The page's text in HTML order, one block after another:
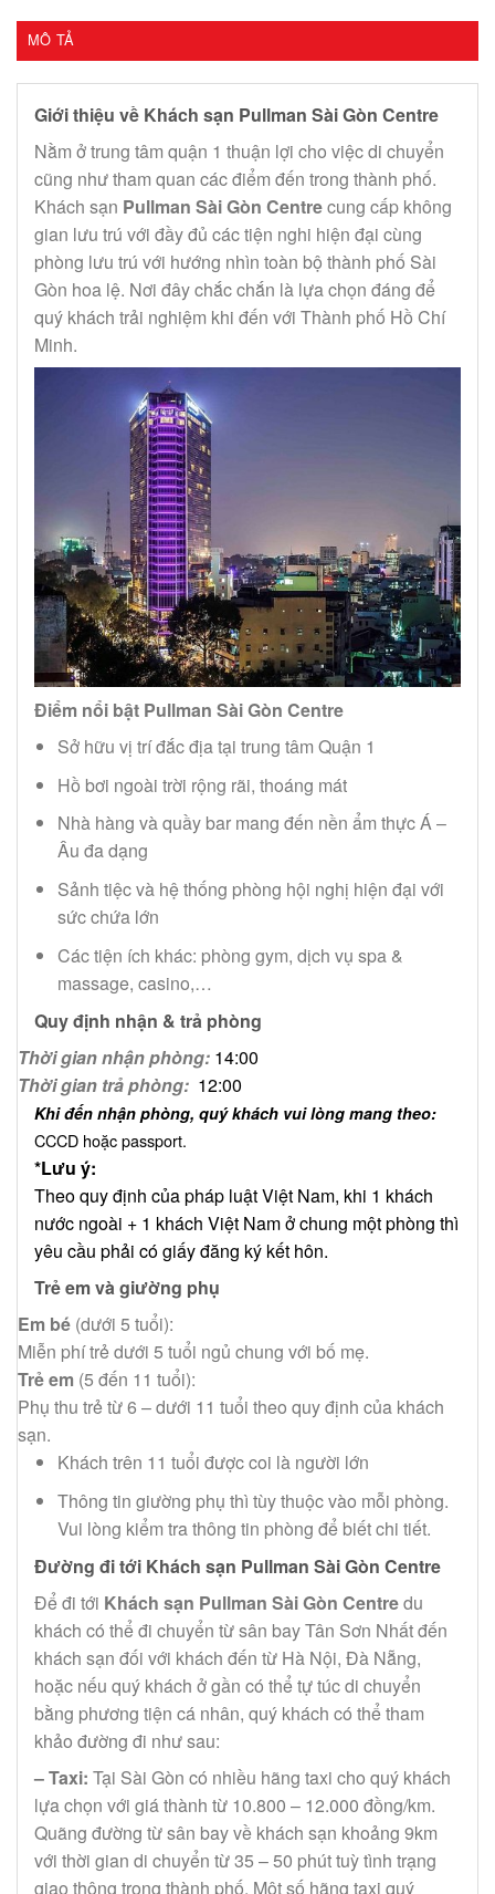
MÔ TẢ
Giới thiệu về Khách sạn Pullman Sài Gòn Centre
Nằm ở trung tâm quận 1 thuận lợi cho việc di chuyển
cũng như tham quan các điểm đến trong thành phố.
Khách sạn Pullman Sài Gòn Centrecung cấp không
gian lưu trú với đầy đủ các tiện nghi hiện đại cùng
phòng lưu trú với hướng nhìn toàn bộ thành phố Sài
Gòn hoa lệ. Nơi đây chắc chắn là lựa chọn đáng để
quý khách trải nghiệm khi đến với Thành phố Hồ Chí
Minh.
Điểm nổi bật Pullman Sài Gòn Centre
Sở hữu vị trí đắc địa tại trung tâm Quận 1
Hồ bơi ngoài trời rộng rãi, thoáng mát
Nhà hàng và quầy bar mang đến nền ẩm thực Á –
Âu đa dạng
Sảnh tiệc và hệ thống phòng hội nghị hiện đại với
sức chứa lớn
Các tiện ích khác: phòng gym, dịch vụ spa &
massage, casino,…
Quy định nhận & trả phòng
Thời gian nhận phòng: 14:00
Thời gian trả phòng: 12:00
Khi đến nhận phòng, quý khách vui lòng mang theo:
CCCD hoặc passport.
*Lưu ý:
Theo quy định của pháp luật Việt Nam, khi 1 khách
nước ngoài + 1 khách Việt Nam ở chung một phòng thì
yêu cầu phải có giấy đăng ký kết hôn.
Trẻ em và giường phụ
Em bé (dưới 5 tuổi):
Miễn phí trẻ dưới 5 tuổi ngủ chung với bố mẹ.
Trẻ em (5 đến 11 tuổi):
Phụ thu trẻ từ 6 – dưới 11 tuổi theo quy định của khách
sạn.
Khách trên 11 tuổi được coi là người lớn
Thông tin giường phụ thì tùy thuộc vào mỗi phòng.
Vui lòng kiểm tra thông tin phòng để biết chi tiết.
Đường đi tới Khách sạn Pullman Sài Gòn Centre
Để đi tới Khách sạn Pullman Sài Gòn Centredu
khách có thể đi chuyển từ sân bay Tân Sơn Nhất đến
khách sạn đối với khách đến từ Hà Nội, Đà Nẵng,
hoặc nếu quý khách ở gần có thể tự túc di chuyển
bằng phương tiện cá nhân, quý khách có thể tham
khảo đường đi như sau:
– Taxi: Tại Sài Gòn có nhiều hãng taxi cho quý khách
lựa chọn với giá thành từ 10.800 – 12.000 đồng/km.
Quãng đường từ sân bay về khách sạn khoảng 9km
với thời gian di chuyển từ 35 – 50 phút tuỳ tình trạng
giao thông trong thành phố. Một số hãng taxi quý